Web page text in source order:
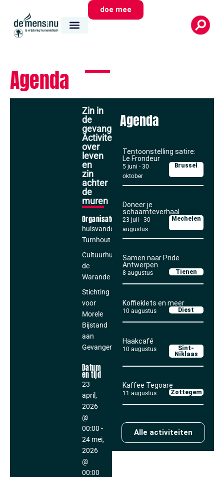
doe mee
Agenda
Zin in
de
gevangenis?
Activiteitenreeks
over
leven
en
zin
achter
de
muren
Organisator
huisvandeMens
Turnhout
Cultuurhuis
de
Warande
Stichting
voor
Morele
Bijstand
aan
Gevangenen
Datum
en tijd
23
april,
2026
@
00:00 -
24 mei,
2026
@
00:00
Agenda
Tentoonstelling satire:
Le Frondeur
5 juni - 30
oktober
Brussel
Doneer je
schaamteverhaal
23 juli - 30
augustus
Mechelen
Samen naar Pride
Antwerpen
8 augustus Tienen
Koffieklets en meer
10 augustus Diest
Haakcafé
10 augustus
Sint-
Niklaas
Kaffee Tegoare
11 augustus Zottegem
Alle activiteiten